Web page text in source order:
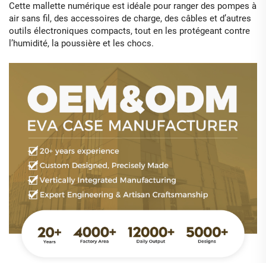
Cette mallette numérique est idéale pour ranger des pompes à
air sans fil, des accessoires de charge, des câbles et d’autres
outils électroniques compacts, tout en les protégeant contre
l’humidité, la poussière et les chocs.